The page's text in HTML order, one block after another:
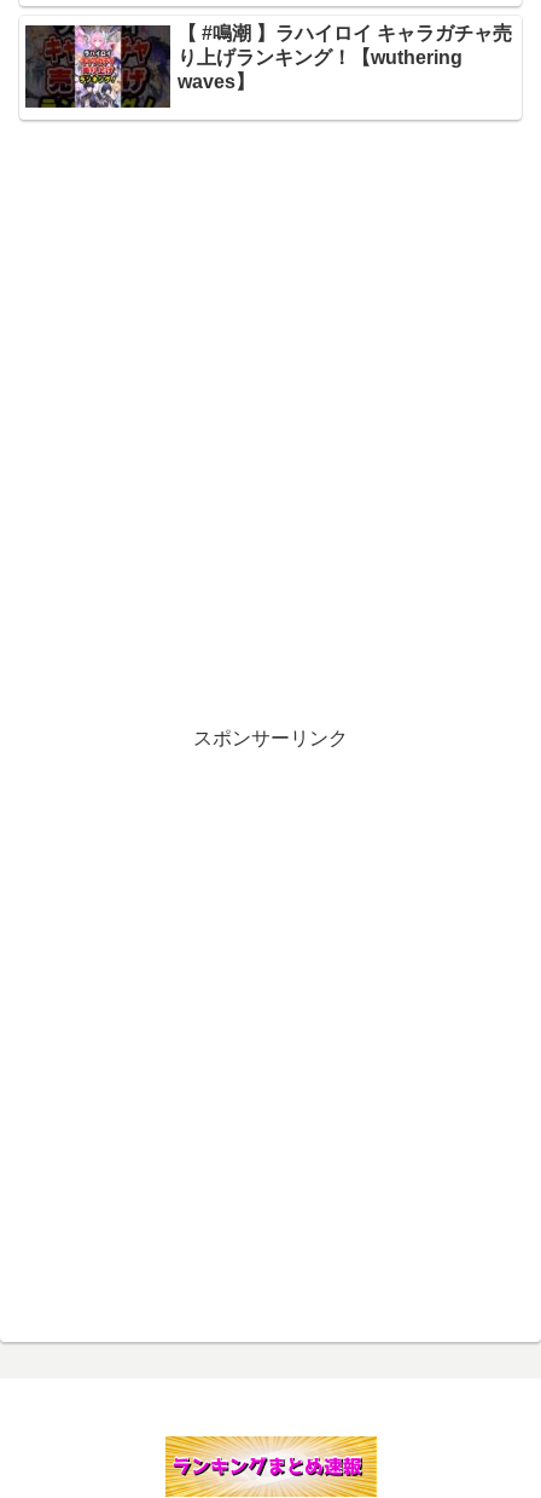
【 #鳴潮 】ラハイロイ キャラガチャ売
り上げランキング！【wuthering
waves】
スポンサーリンク